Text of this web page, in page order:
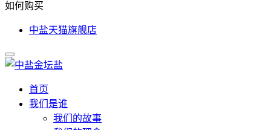
如何购买
中盐天猫旗舰店
首页
我们是谁
我们的故事